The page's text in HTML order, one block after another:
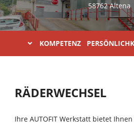
58762 Altena
KOMPETENZ
RÄDERWECHSEL
Ihre AUTOFIT Werkstatt bietet